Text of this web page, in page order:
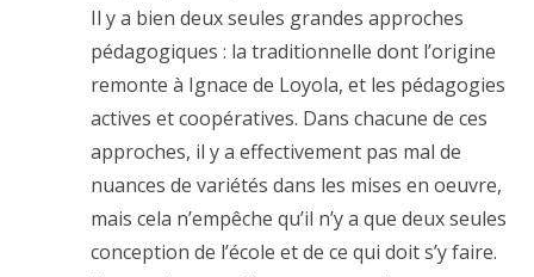
Il y a bien deux seules grandes approches
pédagogiques : la traditionnelle dont l’origine
remonte à Ignace de Loyola, et les pédagogies
actives et coopératives. Dans chacune de ces
approches, il y a effectivement pas mal de
nuances de variétés dans les mises en oeuvre,
mais cela n’empêche qu’il n’y a que deux seules
conception de l’école et de ce qui doit s’y faire.